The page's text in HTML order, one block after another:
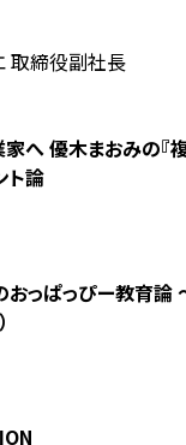
取締役副社長
へ 優木まおみの『
ト論
おっぱっぴー教育論